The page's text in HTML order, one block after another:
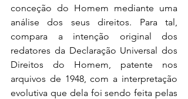
conceção do Homem mediante uma
análise dos seus direitos. Para tal,
compara a intenção original dos
redatores da Declaração Universal dos
Direitos do Homem, patente nos
arquivos de 1948, com a interpretação
evolutiva que dela foi sendo feita pelas